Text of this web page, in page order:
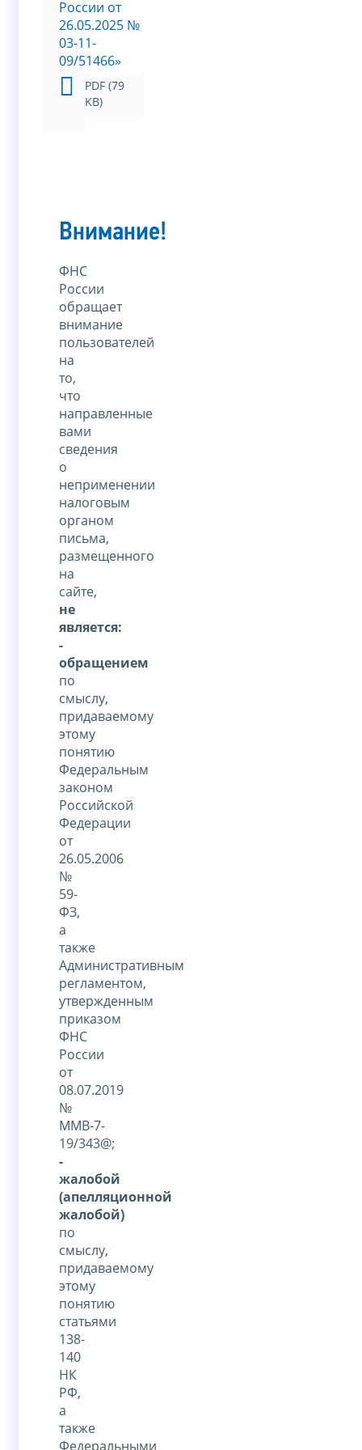
России от
26.05.2025 №
03-11-
09/51466»
PDF (79
KB)
Внимание!
ФНС
России
обращает
внимание
пользователей
на
то,
что
направленные
вами
сведения
о
неприменении
налоговым
органом
письма,
размещенного
на
сайте,
не
является:
-
обращением
по
смыслу,
придаваемому
этому
понятию
Федеральным
законом
Российской
Федерации
от
26.05.2006
№
59-
ФЗ,
а
также
Административным
регламентом,
утвержденным
приказом
ФНС
России
от
08.07.2019
№
ММВ-7-
19/343@;
-
жалобой
(апелляционной
жалобой)
по
смыслу,
придаваемому
этому
понятию
статьями
138-
140
НК
РФ,
а
также
Федеральными